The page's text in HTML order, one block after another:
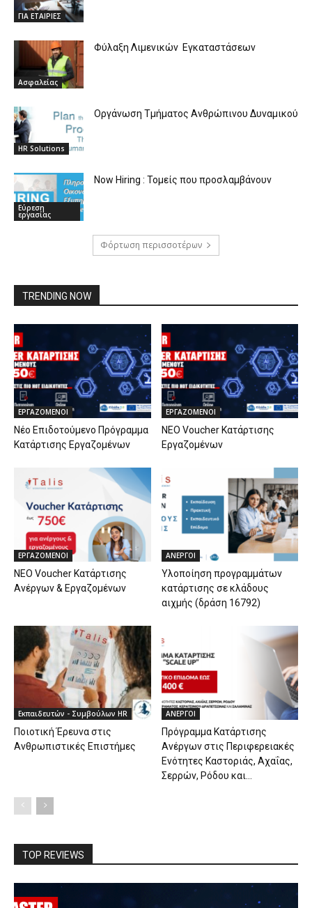
ΓΙΑ ΕΤΑΙΡΙΕΣ
Ασφαλείας
Φύλαξη Λιμενικών Εγκαταστάσεων
HR Solutions
Οργάνωση Τμήματος Ανθρώπινου Δυναμικού
Εύρεση
εργασίας
Now Hiring : Τομείς που προσλαμβάνουν
Φόρτωση περισσοτέρων
TRENDING NOW
ΕΡΓΑΖΟΜΕΝΟΙ
Νέο Επιδοτούμενο Πρόγραμμα
Κατάρτισης Εργαζομένων
ΕΡΓΑΖΟΜΕΝΟΙ
ΝΕΟ Voucher Κατάρτισης
Εργαζομένων
ΕΡΓΑΖΟΜΕΝΟΙ
ΝΕΟ Voucher Κατάρτισης
Ανέργων & Εργαζομένων
ΑΝΕΡΓΟΙ
Υλοποίηση προγραμμάτων
κατάρτισης σε κλάδους
αιχμής (δράση 16792)
Εκπαιδευτών - Συμβούλων HR
Ποιοτική Έρευνα στις
Ανθρωπιστικές Επιστήμες
ΑΝΕΡΓΟΙ
Πρόγραμμα Κατάρτισης
Ανέργων στις Περιφερειακές
Ενότητες Καστοριάς, Αχαΐας,
Σερρών, Ρόδου και...
TOP REVIEWS